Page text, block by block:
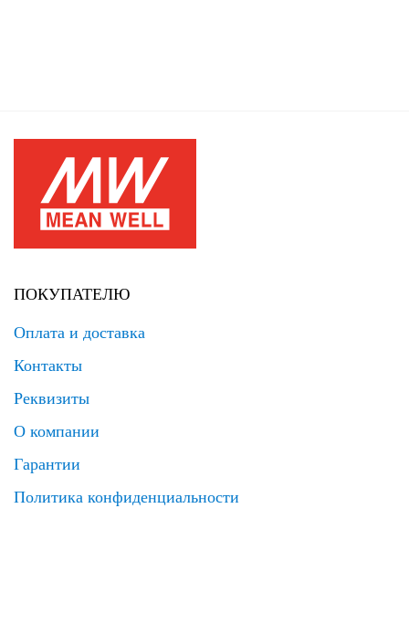
ПОКУПАТЕЛЮ
Оплата и доставка
Контакты
Реквизиты
О компании
Гарантии
Политика конфиденциальности